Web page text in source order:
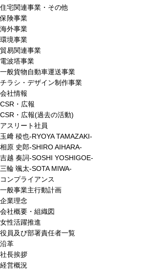
住宅関連事業・その他
保険事業
海外事業
環境事業
貿易関連事業
電波塔事業
一般貨物自動車運送事業
チラシ・デザイン制作事業
会社情報
CSR・広報
CSR・広報(過去の活動)
アスリート社員
玉﨑 稜也-RYOYA TAMAZAKI-
相原 史郎-SHIRO AIHARA-
吉越 奏詞-SOSHI YOSHIGOE-
三輪 颯太-SOTA MIWA-
コンプライアンス
一般事業主行動計画
企業理念
会社概要・組織図
女性活躍推進
役員及び部署責任者一覧
沿革
社長挨拶
経営概況